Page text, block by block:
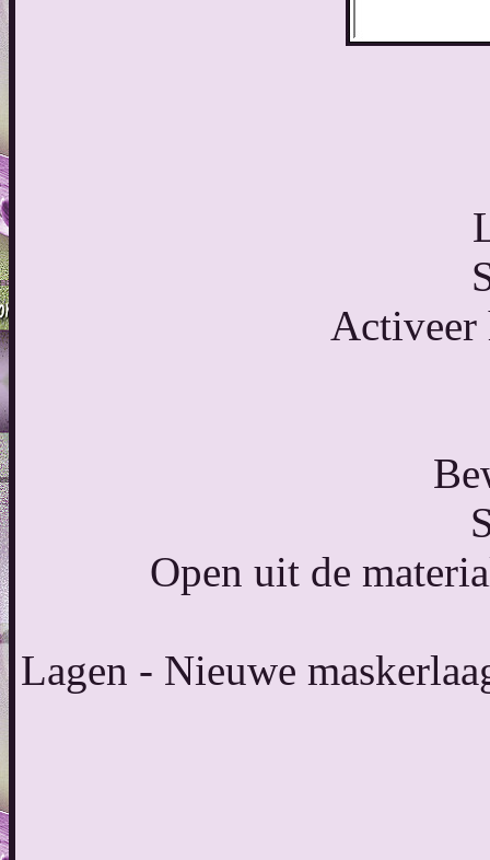
Activeer
Open uit de
Lagen - Nieuwe